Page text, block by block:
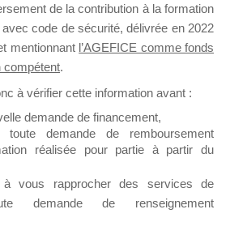
aux Organismes de
répondre à l’Appel à
du Dirigeant.
un forum dédié au support
possible de laisser un message
d’être
ce groupe
de la contribution à la formation
code de sécurité, délivrée en 2022
mentionnant l’AGEFICE comme fonds
compétent.
à vérifier cette information avant :
demande de financement,
demande de remboursement
réalisée pour partie à partir du
vous rapprocher des services de
demande de renseignement